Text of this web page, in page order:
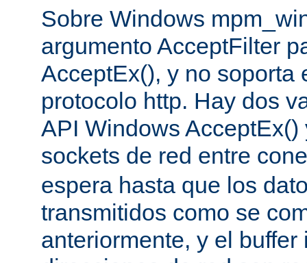
Sobre Windows
argumento AcceptFilter
AcceptEx(), y no soporta
protocolo http. Hay dos
API Windows
sockets de red entre
espera hasta que los
transmitidos como se
anteriormente, y el